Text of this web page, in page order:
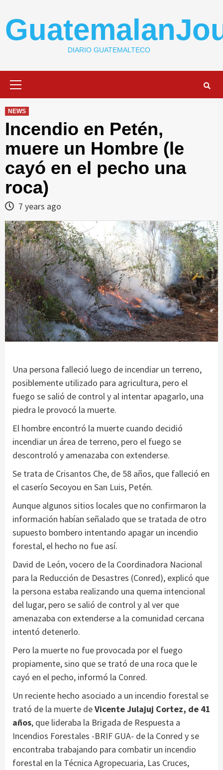
content
DIARIO GUATEMALTECO
NEWS
Incendio en Petén,
muere un Hombre (le
cayó en el pecho una
roca)
7 years ago
Una persona falleció luego de incendiar un terreno,
posiblemente utilizado para agricultura, pero el
fuego se salió de control y al intentar apagarlo, una
piedra le provocó la muerte.
El hombre encontró la muerte cuando decidió
incendiar un área de terreno, pero el fuego se
descontroló y amenazaba con extenderse.
Se trata de Crisantos Che, de 58 años, que falleció en
el caserío Secoyou en San Luis, Petén.
Aunque algunos sitios locales que no confirmaron la
información habían señalado que se tratada de otro
supuesto bombero intentando apagar un incendio
forestal, el hecho no fue así.
David de León, vocero de la Coordinadora Nacional
para la Reducción de Desastres (Conred), explicó que
la persona estaba realizando una quema intencional
del lugar, pero se salió de control y al ver que
amenazaba con extenderse a la comunidad cercana
intentó detenerlo.
Pero la muerte no fue provocada por el fuego
propiamente, sino que se trató de una roca que le
cayó en el pecho, informó la Conred.
Un reciente hecho asociado a un incendio forestal se
trató de la muerte deVicente Julajuj Cortez, de 41
años, que lideraba la Brigada de Respuesta a
Incendios Forestales -BRIF GUA- de la Conred y se
encontraba trabajando para combatir un incendio
forestal en la Técnica Agropecuaria, Las Cruces,